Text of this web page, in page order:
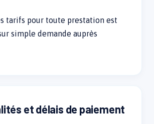
tarifs pour toute prestation est
simple demande auprès
et délais de paiement